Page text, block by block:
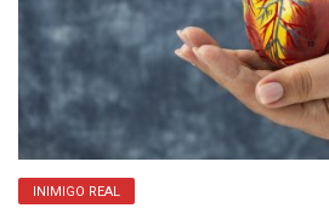
INIMIGO REAL